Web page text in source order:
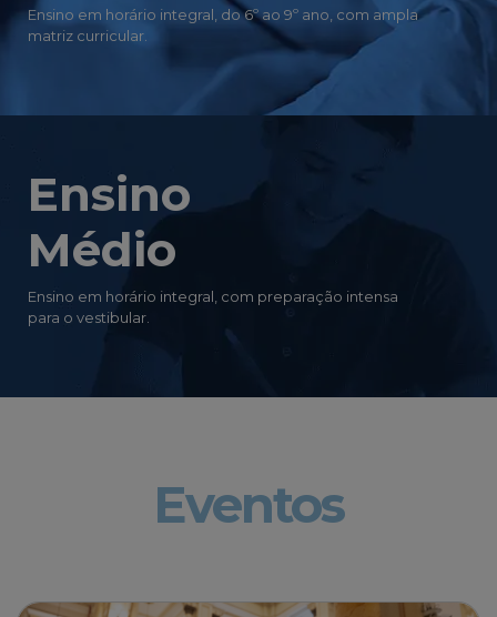
Ensino em horário integral, do 6º ao 9º ano, com ampla
matriz curricular.
Ensino
Médio
Ensino em horário integral, com preparação intensa
para o vestibular.
Eventos